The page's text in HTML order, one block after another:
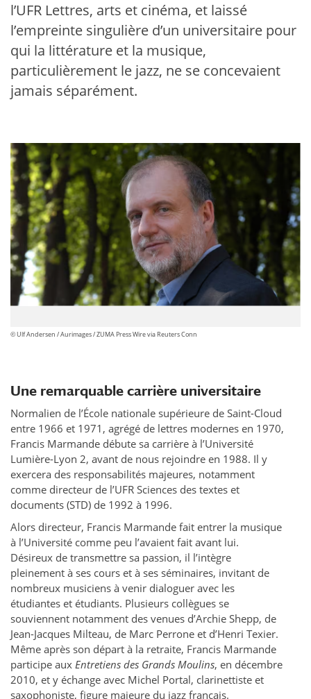
l’UFR Lettres, arts et cinéma, et laissé
l’empreinte singulière d’un universitaire pour
qui la littérature et la musique,
particulièrement le jazz, ne se concevaient
jamais séparément.
© Ulf Andersen / Aurimages / ZUMA Press Wire via Reuters Conn
Une remarquable carrière universitaire
Normalien de l’École nationale supérieure de Saint-Cloud
entre 1966 et 1971, agrégé de lettres modernes en 1970,
Francis Marmande débute sa carrière à l’Université
Lumière-Lyon 2, avant de nous rejoindre en 1988. Il y
exercera des responsabilités majeures, notamment
comme directeur de l’UFR Sciences des textes et
documents (STD) de 1992 à 1996.
Alors directeur, Francis Marmande fait entrer la musique
à l’Université comme peu l’avaient fait avant lui.
Désireux de transmettre sa passion, il l’intègre
pleinement à ses cours et à ses séminaires, invitant de
nombreux musiciens à venir dialoguer avec les
étudiantes et étudiants. Plusieurs collègues se
souviennent notamment des venues d’Archie Shepp, de
Jean-Jacques Milteau, de Marc Perrone et d’Henri Texier.
Même après son départ à la retraite, Francis Marmande
participe aux Entretiens des Grands Moulins, en décembre
2010, et y échange avec Michel Portal, clarinettiste et
saxophoniste, figure majeure du jazz français.